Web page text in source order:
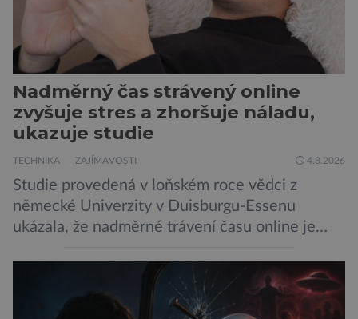
Nadměrný čas strávený online
zvyšuje stres a zhoršuje náladu,
ukazuje studie
TECHNIKA ZAJÍMAVOSTI 4.8.2026
Studie provedená v loňském roce vědci z
německé Univerzity v Duisburgu-Essenu
ukázala, že nadměrné trávení času online je
vede k zanedbávání dalších aktivit. Zúčastnilo
se jí 900 dospělých Němců, kteří uvedli, že se v
posledním roce alespoň jednou zapojili do hraní